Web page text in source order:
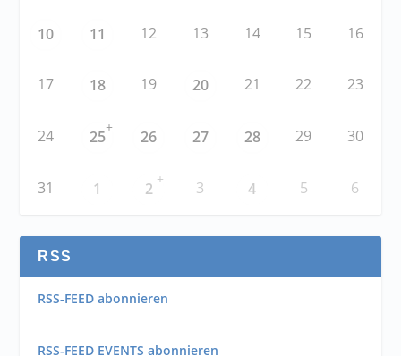
10 11 12 13 14 15 16
17 18 19 20 21 22 23
24 25
+
26 27 28 29 30
31 1 2
+ 3 4 5 6
RSS
RSS-FEED abonnieren
RSS-FEED EVENTS abonnieren